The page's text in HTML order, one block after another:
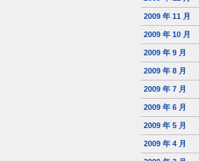
2009 年 11 月
2009 年 10 月
2009 年 9 月
2009 年 8 月
2009 年 7 月
2009 年 6 月
2009 年 5 月
2009 年 4 月